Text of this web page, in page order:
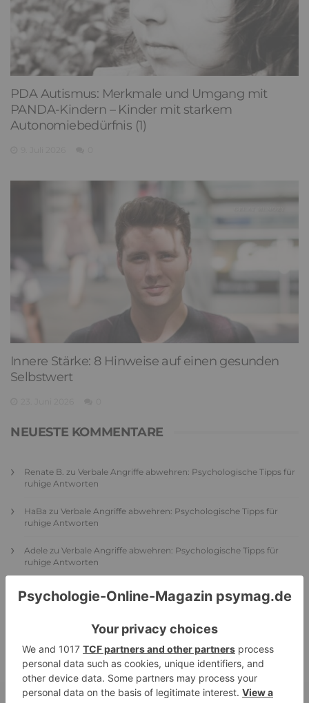
PDA Autismus: Merkmale und Umgang mit
PANDA-Kindern – Kinder mit starkem
Autonomiebedürfnis (1)
Innere Stärke: 8 Hinweise auf einen gesunden
Selbstwert
NEUESTE KOMMENTARE
Renate B. zu Verbale Angriffe abwehren: Psychologische Tipps für
ruhige Antworten
HaBa zu Verbale Angriffe abwehren: Psychologische Tipps für
ruhige Antworten
Adele zu Verbale Angriffe abwehren: Psychologische Tipps für
ruhige Antworten
Juliette P. zu
Merkmale der komplexen Posttraumatischen
Belastungsstörung: Traumafolgen verständlich erklärt
Elternteil narzisstisch: So sieht dein heutiges Leben